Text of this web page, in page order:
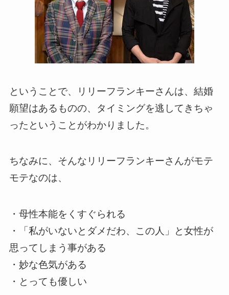
ということで、リリーフランキーさんは、結婚
願望はあるものの、タイミングを逃してきちゃ
ったということがわかりました。
ちなみに、そんなリリーフランキーさんがモテ
モテなのは、
・母性本能をくすぐられる
・「私がいないとダメだわ、この人」と女性が
思ってしまう事がある
・妙な色気がある
・とっても優しい